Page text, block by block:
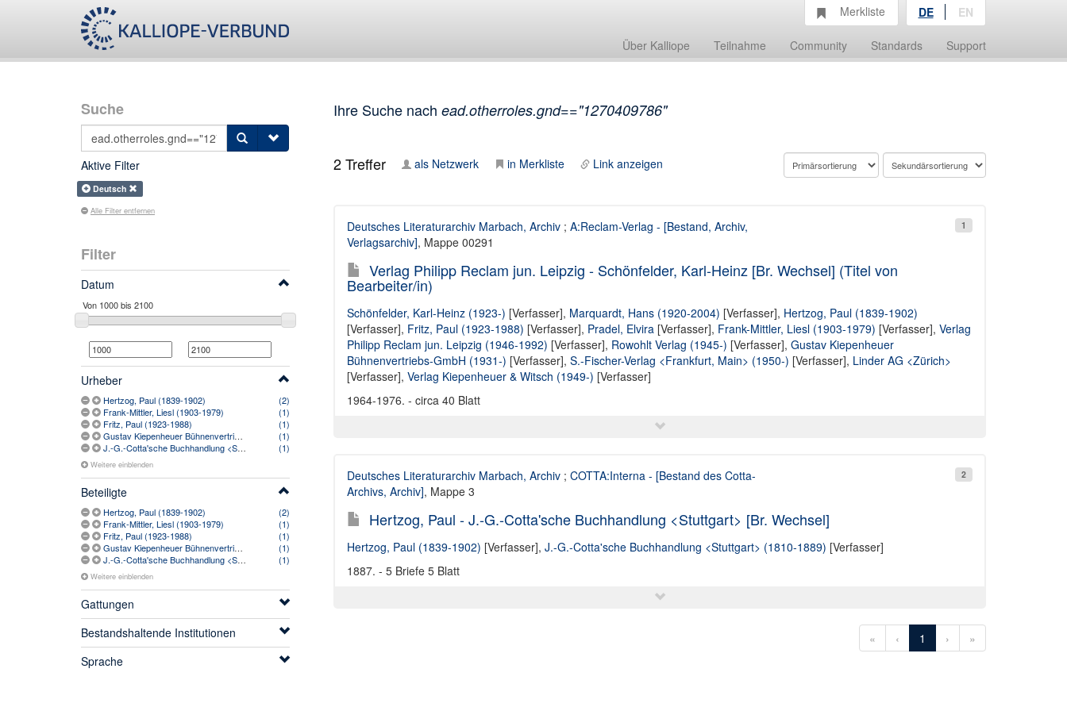
Über Kalliope Teilnahme Community Standards Support
Merkliste DE EN
Suche
Aktive Filter
Deutsch
Alle Filter entfernen
Filter
Datum
Urheber
Hertzog, Paul (1839-1902)
(2)
Frank-Mittler, Liesl (1903-1979)
(1)
Fritz, Paul (1923-1988)
(1)
Gustav Kiepenheuer Bühnenvertriebs-GmbH (1931-)
(1)
J.-G.-Cotta'sche Buchhandlung <Stuttgart> (1810-1889)
(1)
Weitere einblenden
Beteiligte
Hertzog, Paul (1839-1902)
(2)
Frank-Mittler, Liesl (1903-1979)
(1)
Fritz, Paul (1923-1988)
(1)
Gustav Kiepenheuer Bühnenvertriebs-GmbH (1931-)
(1)
J.-G.-Cotta'sche Buchhandlung <Stuttgart> (1810-1889)
(1)
Weitere einblenden
Gattungen
Bestandshaltende Institutionen
Sprache
Ihre Suche nach ead.otherroles.gnd=="1270409786"
2Treffer als Netzwerk in Merkliste Link anzeigen
1
Deutsches Literaturarchiv Marbach, Archiv; A:Reclam-Verlag - [Bestand, Archiv,
Verlagsarchiv], Mappe 00291
Verlag Philipp Reclam jun. Leipzig - Schönfelder, Karl-Heinz [Br. Wechsel] (Titel von
Bearbeiter/in)
Schönfelder, Karl-Heinz (1923-) [Verfasser], Marquardt, Hans (1920-2004) [Verfasser], Hertzog, Paul (1839-1902)
[Verfasser], Fritz, Paul (1923-1988) [Verfasser], Pradel, Elvira[Verfasser], Frank-Mittler, Liesl (1903-1979) [Verfasser], Verlag
Philipp Reclam jun. Leipzig (1946-1992) [Verfasser], Rowohlt Verlag (1945-) [Verfasser], Gustav Kiepenheuer
Bühnenvertriebs-GmbH (1931-) [Verfasser], S.-Fischer-Verlag <Frankfurt, Main> (1950-) [Verfasser], Linder AG <Zürich>
[Verfasser], Verlag Kiepenheuer & Witsch (1949-) [Verfasser]
1964-1976. - circa 40 Blatt
2
Deutsches Literaturarchiv Marbach, Archiv; COTTA:Interna - [Bestand des Cotta-
Archivs, Archiv], Mappe 3
Hertzog, Paul - J.-G.-Cotta'sche Buchhandlung <Stuttgart> [Br. Wechsel]
Hertzog, Paul (1839-1902) [Verfasser], J.-G.-Cotta'sche Buchhandlung <Stuttgart> (1810-1889) [Verfasser]
1887. - 5 Briefe 5 Blatt
« ‹ 1 › »